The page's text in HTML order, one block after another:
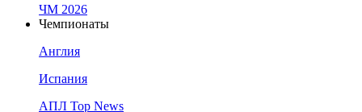
ЧМ 2026
Чемпионаты
Англия
Испания
АПЛ Top News